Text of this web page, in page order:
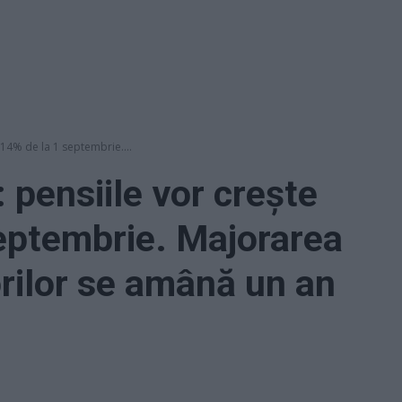
de la 1 septembrie....
pensiile vor crește
Majorarea
se amână un an